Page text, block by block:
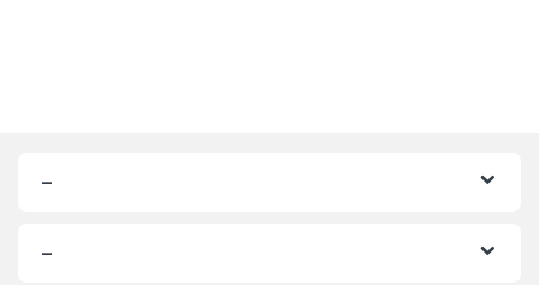
–
–